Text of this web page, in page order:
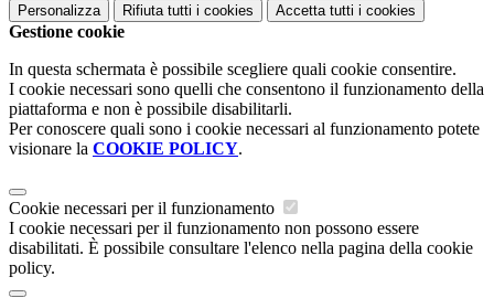
Personalizza Rifiuta tutti i cookies Accetta tutti i cookies
Gestione cookie
In questa schermata è possibile scegliere quali cookie consentire.
I cookie necessari sono quelli che consentono il funzionamento della
piattaforma e non è possibile disabilitarli.
Per conoscere quali sono i cookie necessari al funzionamento potete
visionare la COOKIE POLICY.
Cookie necessari per il funzionamento
I cookie necessari per il funzionamento non possono essere
disabilitati. È possibile consultare l'elenco nella pagina della cookie
policy.